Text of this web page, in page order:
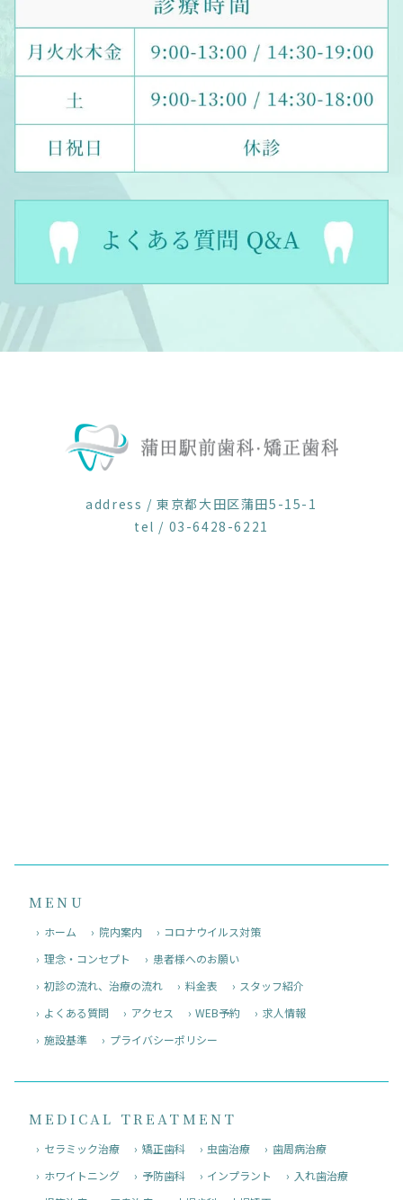
address / 東京都大田区蒲田5-15-1
tel / 03-6428-6221
MENU
ホーム 院内案内
コロナウイルス対策
理念・コンセプト
患者様へのお願い
初診の流れ、治療の流れ
料金表
スタッフ紹介
よくある質問
アクセス WEB予約
求人情報
施設基準
プライバシーポリシー
MEDICAL TREATMENT
セラミック治療 矯正歯科 虫歯治療
歯周病治療
ホワイトニング
予防歯科 インプラント
入れ歯治療